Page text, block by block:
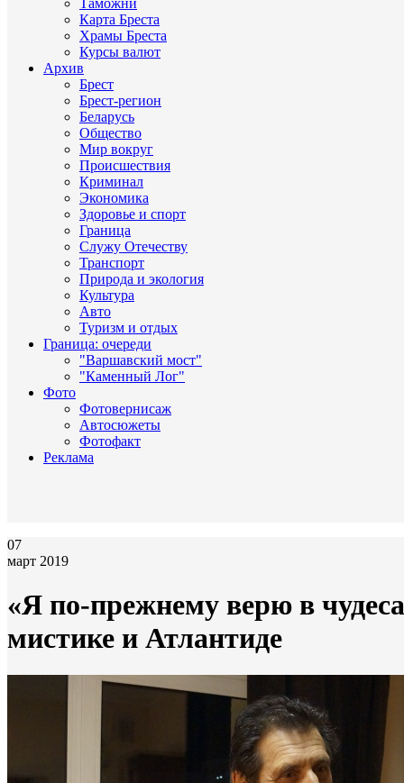
Таможни
Карта Бреста
Храмы Бреста
Курсы валют
Архив
Брест
Брест-регион
Беларусь
Общество
Мир вокруг
Происшествия
Криминал
Экономика
Здоровье и спорт
Граница
Служу Отечеству
Транспорт
Природа и экология
Культура
Авто
Туризм и отдых
Граница: очереди
"Варшавский мост"
"Каменный Лог"
Фото
Фотовернисаж
Автосюжеты
Фотофакт
Реклама
07
март 2019
«Я по-прежнему верю в
мистике и Атлантиде